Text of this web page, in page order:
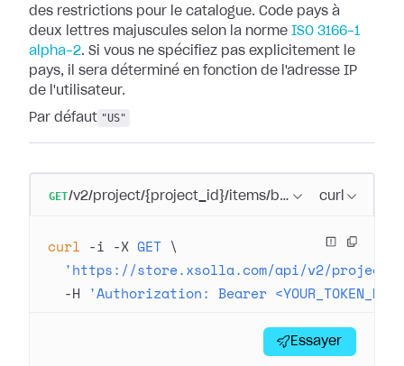
des restrictions pour le catalogue. Code pays à
deux lettres majuscules selon la norme ISO 3166-1
alpha-2. Si vous ne spécifiez pas explicitement le
pays, il sera déterminé en fonction de l'adresse IP
de l'utilisateur.
Par défaut "US"
GET/v2/project/{project_id}/items/bundle curl
curl -i -X GET \
'https://store.xsolla.com/api/v2/
  -H
'Authorization: Bearer
Essayer